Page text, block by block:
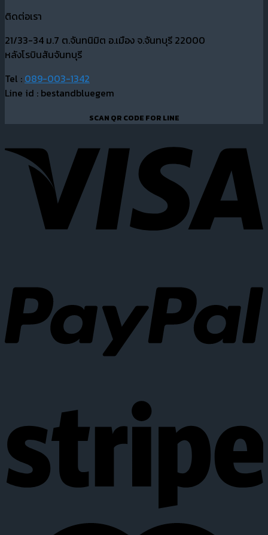
ติดต่อเรา
21/33-34 ม.7 ต.จันทนิมิต อ.เมือง จ.จันทบุรี 22000
หลังโรบินสันจันทบุรี
Tel : 089-003-1342
Line id : bestandbluegem
SCAN QR CODE FOR LINE